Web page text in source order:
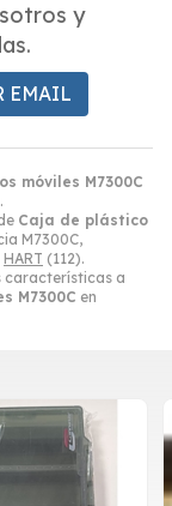
móviles M7300C
Caja de plástico
M7300C,
HART (112).
características a
M7300C en
y
EMAIL